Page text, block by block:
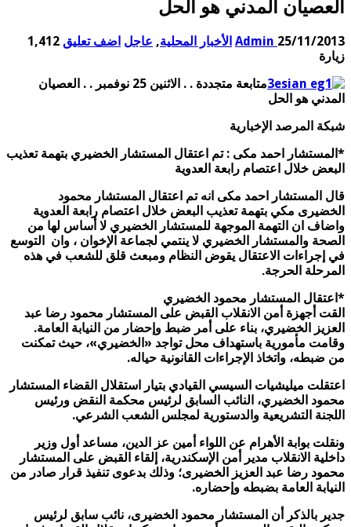
العصيان المدني هو الحل
Admin 25/11/2013 الأخبار المحلية, عاجل اضف تعليق 1,412
زيارة
متابعة متجددة . . الاثنين 25 نوفمبر . . العصيان
المدني هو الحل
شبكة المرصد الإخبارية
*المستشار احمد مكى : تم اعتقال المستشار الخضيري بتهمة تعذيب
البعض خلال اعتصام رابعة العدوية
قال المستشار احمد مكى انه تم اعتقال المستشار محمود
الخضيرى مكي بتهمة تعذيب البعض خلال اعتصام رابعة العدوية
واضاف ان التهمة الموجهة للمستشار الخضيري لا أساس لها من
الصحة والمستشار الخضيري لا ينتمي لجماعة الإخوان ، وان التوسع
في إجراءات الاعتقال يقوض النظام ومبعث قلق للشعب في هذه
المرحلة الحرجة.
*اعتقال المستشار محمود الخضيري
القت أجهزة أمن الانقلاب القبض على المستشار محمود رضا عبد
العزيز الخضيري، بناء على أمر ضبط وإحضار من النيابة العامة.
وقامت مأمورية باستهداف محل تواجد «الخضيري»، حيث تمكنت
من ضبطه، واتخاذ الإجراءات القانونية حياله.
اعتقلت ميليشيات السيسي القيادي بتيار استقلال القضاء المستشار
محمود الخضيري، النائب السابق لرئيس محكمة النقض ورئيس
اللجنة التشريعية والدستورية لمجلس الشعب الشرعي.
ونقلت بوابة الأهرام عن اللواء أمين عز الدين، مساعد أول وزير
داخلية الانقلاب مدير أمن الإسكندرية، إلقاء القبض على المستشار
محمود رضا عبد العزيز الخضيرى؛ وذلك بدعوى تنفيذ قرار صادر من
النيابة العامة بضبطه وإحضاره.
جدير بالذكر أن المستشار محمود الخضيرى، نائب سابق لرئيس